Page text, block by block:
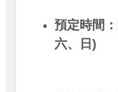
預定時間
六、日)